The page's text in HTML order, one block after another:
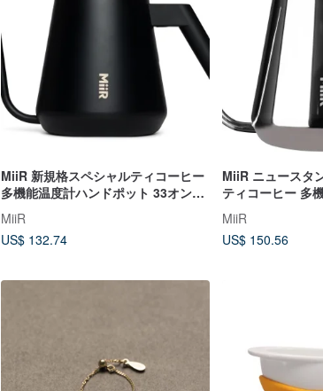
MiiR 新規格スペシャルティコーヒー
多機能温度計ハンドポット 33オン
MiiR
US$ 132.74
MiiR ニュースタ
ティコーヒー 多
MiiR
US$ 150.56